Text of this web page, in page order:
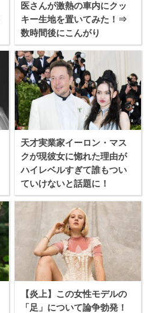
医さんが激熱の車内にクッ
キー生地を置いてみた！⇒
数時間後にこんがり
天才実業家イーロン・マス
クが現彼女に惚れた理由が
ハイレベルすぎて誰もつい
ていけないと話題に！
【炎上】この女性モデルの
「足」について論争勃発！